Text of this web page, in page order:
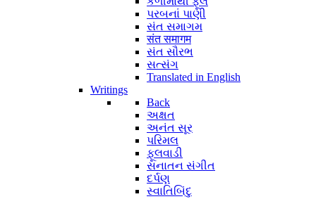
પરબનાં પાણી
સંત સમાગમ
संत समागम
સંત સૌરભ
સત્સંગ
Translated in English
Writings
Back
અક્ષત
અનંત સૂર
પરિમલ
ફૂલવાડી
સનાતન સંગીત
દર્પણ
સ્વાતિબિંદુ